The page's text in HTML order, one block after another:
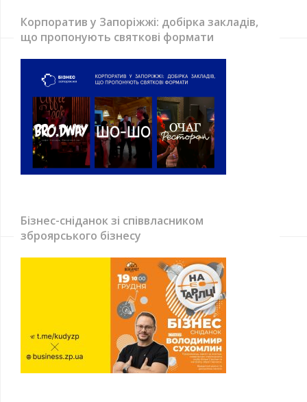
Корпоратив у Запоріжжі: добірка закладів,
що пропонують святкові формати
Бізнес-сніданок зі співвласником
зброярського бізнесу